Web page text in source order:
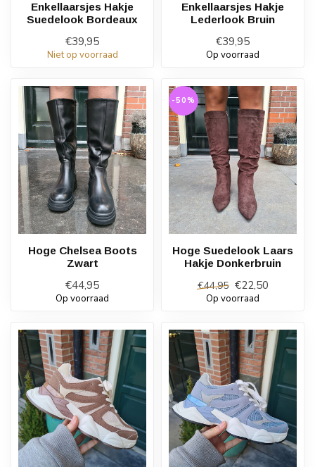
Enkellaarsjes Hakje
Suedelook Bordeaux
€39,95
Niet op voorraad
Enkellaarsjes Hakje
Lederlook Bruin
€39,95
Op voorraad
Hoge Chelsea Boots
Zwart
€44,95
Op voorraad
-50%
Hoge Suedelook Laars
Hakje Donkerbruin
€44,95 €22,50
Op voorraad